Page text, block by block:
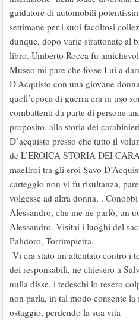
guidatore di automobili
settimane per i suoi facoltosi
dunque, dopo varie strattonate al
libro. Umberto Rocca fu
Museo mi pare che fosse Lui a
D'Acquisto con una giovane
quell’epoca di guerra era in uso
combattenti da parte di persone
proposito, alla storia dei
D’acquisto presso che tutto il
de L’EROICA STORIA DEI
maeEroi tra gli eroi Savo
carteggio non vi fu risultanza,
volgesse ad altra donna, .
Alessandro, che me ne parlò, un
Alessandro. Visitai i luoghi del
Palidoro, Torrimpietra.
Vi era stato un attentato contro i
dei responsabili, ne chiesero a
nulla disse, i tedeschi lo resero
non parla, in tal modo consente
ostaggio, perdendo la sua vita